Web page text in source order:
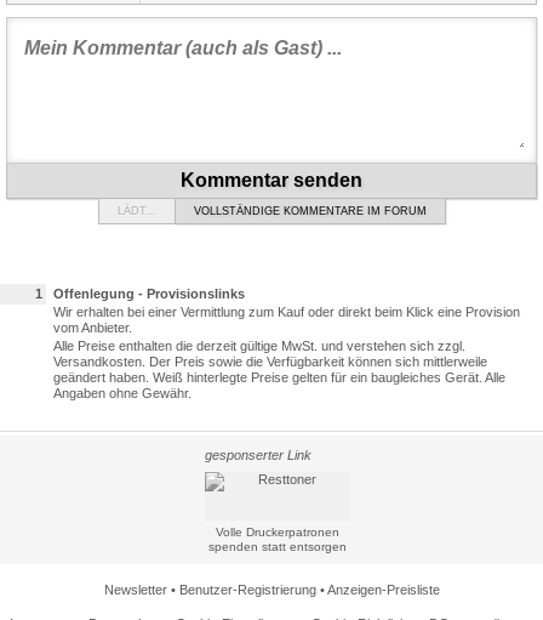
Kommentar senden
LÄDT... VOLLSTÄNDIGE KOMMENTARE IM FORUM
1
Offenlegung - Provisionslinks
Wir erhalten bei einer Vermittlung zum Kauf oder direkt beim Klick eine Provision
vom Anbieter.
Alle Preise enthalten die derzeit gültige MwSt. und verstehen sich zzgl.
Versandkosten. Der Preis sowie die Verfügbarkeit können sich mittlerweile
geändert haben. Weiß hinterlegte Preise gelten für ein baugleiches Gerät. Alle
Angaben ohne Gewähr.
gesponserter Link
Volle Druckerpatronen
spenden statt entsorgen
Newsletter• Benutzer-Registrierung•Anzeigen-Preisliste